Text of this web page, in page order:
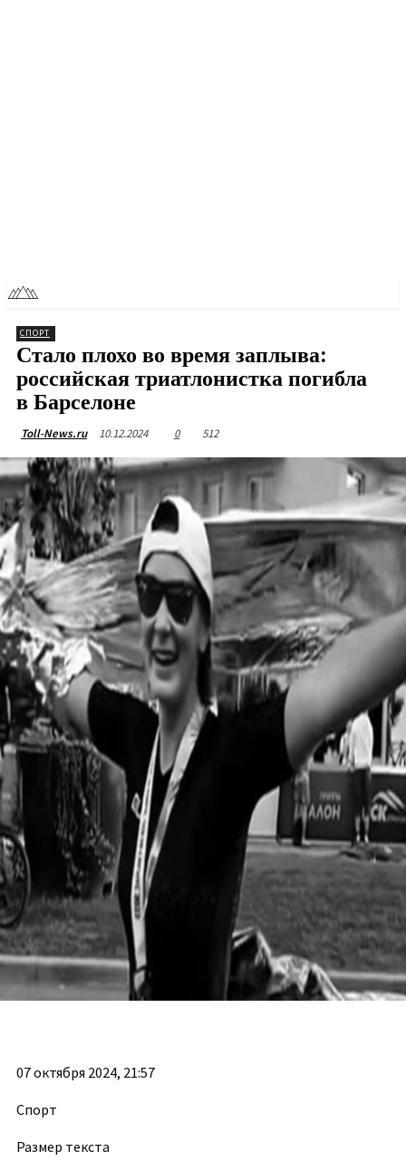
СПОРТ
Стало плохо во время заплыва:
российская триатлонистка погибла
в Барселоне
Toll-News.ru 10.12.2024 0 512
07 октября 2024, 21:57
Спорт
Размер текста